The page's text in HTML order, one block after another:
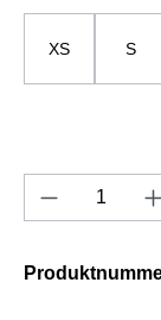
XS S
Produkt